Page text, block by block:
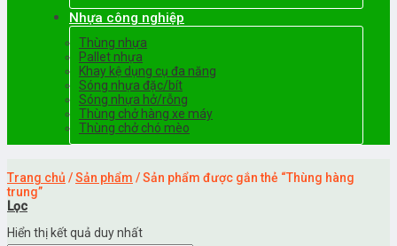
Nhựa công nghiệp
Thùng nhựa
Pallet nhựa
Khay kệ dụng cụ đa năng
Sóng nhựa đặc/bít
Sóng nhựa hở/rỗng
Thùng chở hàng xe máy
Thùng chở chó mèo
Trang chủ /Sản phẩm /Sản phẩm được gắn thẻ “Thùng hàng
trung”
Lọc
Hiển thị kết quả duy nhất